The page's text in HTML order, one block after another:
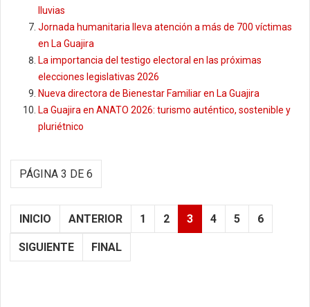
lluvias
Jornada humanitaria lleva atención a más de 700 víctimas
en La Guajira
La importancia del testigo electoral en las próximas
elecciones legislativas 2026
Nueva directora de Bienestar Familiar en La Guajira
La Guajira en ANATO 2026: turismo auténtico, sostenible y
pluriétnico
PÁGINA 3 DE 6
INICIO ANTERIOR 1 2 3 4 5 6
SIGUIENTE FINAL